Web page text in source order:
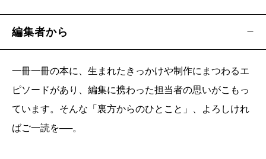
編集者から
一冊一冊の本に、生まれたきっかけや制作にまつわるエ
ピソードがあり、編集に携わった担当者の思いがこもっ
ています。そんな「裏方からのひとこと」、よろしけれ
ばご一読を──。